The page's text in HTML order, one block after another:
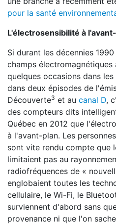
pour la santé
L'électrosensibilité à
Si durant les décennies
champs
quelques occasions dans
dans deux épisodes de
Découverte3 et au canal D,
des compteurs dits
Québec en 2012 que
à l'avant-plan. Les
sont vite rendu compte que
limitaient pas au
radiofréquences de «
englobaient toutes les
cellulaire, le Wi-Fi, le
surviennent d'abord sans
provenance ni que l'on